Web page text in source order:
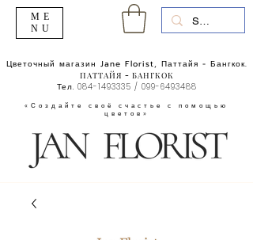
«Создайте своё счастье с помощью
цветов»
Цветочный магазин Jane Florist, Паттайя - Бангкок.
ПАТТАЙЯ - БАНГКОК
Тел. 084-1493335 / 099-6493488
ME
NU